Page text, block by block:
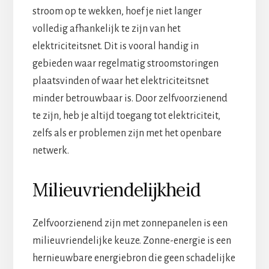
stroom op te wekken, hoef je niet langer
volledig afhankelijk te zijn van het
elektriciteitsnet. Dit is vooral handig in
gebieden waar regelmatig stroomstoringen
plaatsvinden of waar het elektriciteitsnet
minder betrouwbaar is. Door zelfvoorzienend
te zijn, heb je altijd toegang tot elektriciteit,
zelfs als er problemen zijn met het openbare
netwerk.
Milieuvriendelijkheid
Zelfvoorzienend zijn met zonnepanelen is een
milieuvriendelijke keuze. Zonne-energie is een
hernieuwbare energiebron die geen schadelijke